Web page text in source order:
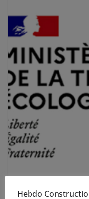
en vigueur le 1er
Hebdo